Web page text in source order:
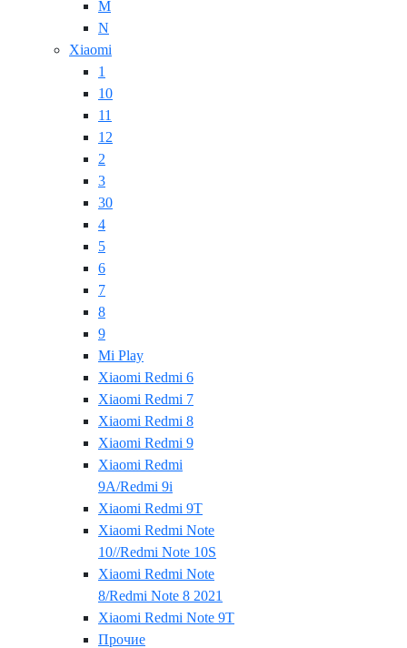
M
N
Xiaomi
1
10
11
12
2
3
30
4
5
6
7
8
9
Mi Play
Xiaomi Redmi 6
Xiaomi Redmi 7
Xiaomi Redmi 8
Xiaomi Redmi 9
Xiaomi Redmi
9A/Redmi 9i
Xiaomi Redmi 9T
Xiaomi Redmi Note
10//Redmi Note 10S
Xiaomi Redmi Note
8/Redmi Note 8 2021
Xiaomi Redmi Note 9T
Прочие